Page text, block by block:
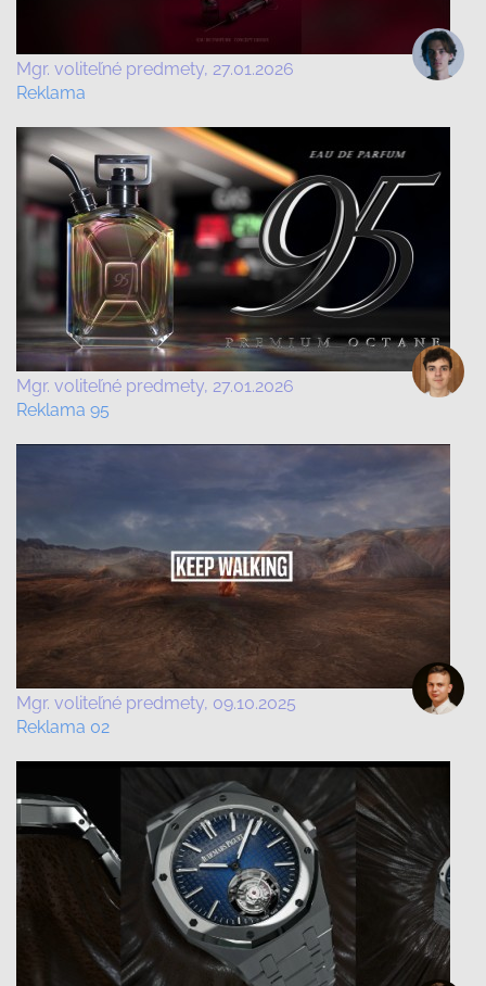
Mgr. voliteľné predmety 27.01.2026
Reklama
Mgr. voliteľné predmety 27.01.2026
Reklama 95
Mgr. voliteľné predmety 09.10.2025
Reklama 02